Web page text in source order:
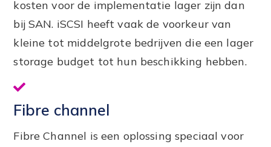
kosten voor de implementatie lager zijn dan
bij SAN. iSCSI heeft vaak de voorkeur van
kleine tot middelgrote bedrijven die een lager
storage budget tot hun beschikking hebben.
Fibre channel
Fibre Channel is een oplossing speciaal voor